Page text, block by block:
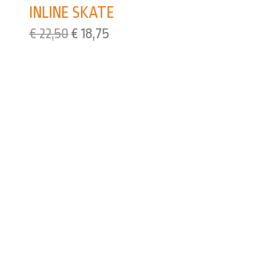
INLINE SKATE
€22,50€ 18,75